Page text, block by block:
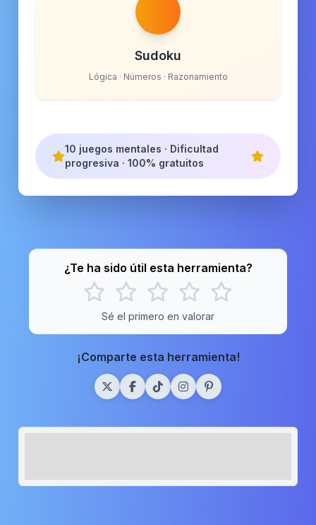
Sudoku
Lógica · Números · Razonamiento
10 juegos mentales · Dificultad
progresiva · 100% gratuitos
¿Te ha sido útil esta herramienta?
Sé el primero en valorar
¡Comparte esta herramienta!